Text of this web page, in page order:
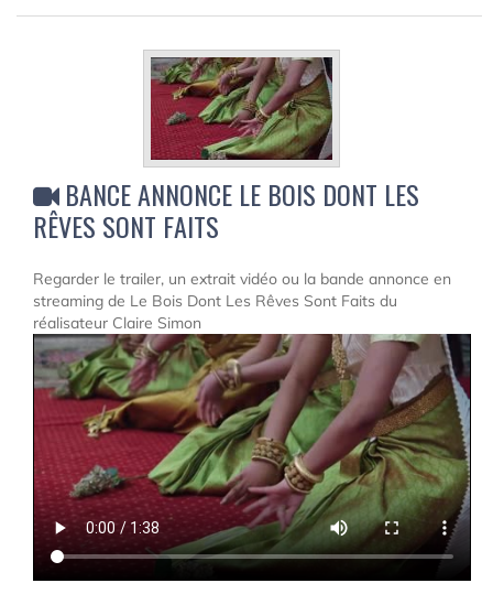
BANCE ANNONCE LE BOIS DONT LES
RÊVES SONT FAITS
Regarder le trailer, un extrait vidéo ou la bande annonce en
streaming de Le Bois Dont Les Rêves Sont Faits du
réalisateur Claire Simon